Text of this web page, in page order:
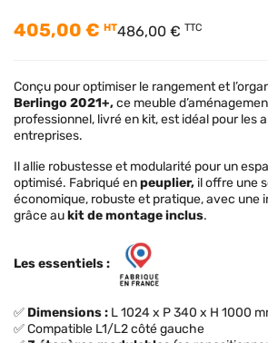
405,00 € HT486,00 € TTC
Conçu pour optimiser le rangement et
Berlingo 2021+,ce meuble
professionnel, livré en kit, est idéal pour les
entreprises.
Il allie robustesse et modularité pour un
optimisé. Fabriqué enpeuplier, il offre une
économique, robuste et pratique, avec une
grâce aukit de montage inclus.
Les essentiels :
✅ Dimensions : L 1024 x P 340 x H 1000
✅ Compatible L1/L2 côté gauche